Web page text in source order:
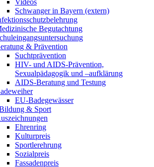
Videos
Schwanger in Bayern (extern)
Begutachtung
& Prävention
Suchtprävention
HIV- und AIDS-Prävention,
Sexualpädagogik und –aufklärung
AIDS-Beratung und Testung
EU-Badegewässer
& Sport
Ehrenring
Kulturpreis
Sportlerehrung
Sozialpreis
Fassadenpreis